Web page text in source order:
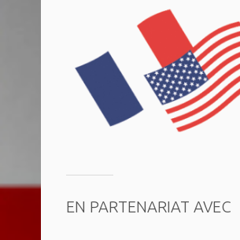
EN PARTENARIAT AVEC